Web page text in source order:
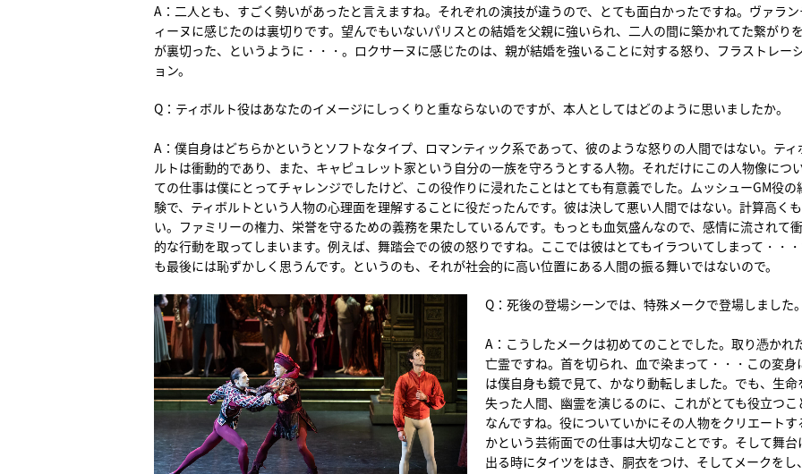
A：二人とも、すごく勢いがあったと言えますね。それぞれの演技が違うので、とても面白かったですね。ヴァラン
ィーヌに感じたのは裏切りです。望んでもいないパリスとの結婚を父親に強いられ、二人の間に築かれてた繋がり
が裏切った、というように・・・。ロクサーヌに感じたのは、親が結婚を強いることに対する怒り、フラストレー
ョン。
Q：ティボルト役はあなたのイメージにしっくりと重ならないのですが、本人としてはどのように思いましたか。
A：僕自身はどちらかというとソフトなタイプ、ロマンティック系であって、彼のような怒りの人間ではない。ティ
ルトは衝動的であり、また、キャピュレット家という自分の一族を守ろうとする人物。それだけにこの人物像につ
ての仕事は僕にとってチャレンジでしたけど、この役作りに浸れたことはとても有意義でした。ムッシューGM役の
験で、ティボルトという人物の心理面を理解することに役だったんです。彼は決して悪い人間ではない。計算高く
い。ファミリーの権力、栄誉を守るための義務を果たしているんです。もっとも血気盛んなので、感情に流されて
的な行動を取ってしまいます。例えば、舞踏会での彼の怒りですね。ここでは彼はとてもイラついてしまって・・
も最後には恥ずかしく思うんです。というのも、それが社会的に高い位置にある人間の振る舞いではないので。
Q：死後の登場シーンでは、特殊メークで登場しました。
A：こうしたメークは初めてのことでした。取り憑かれ
亡霊ですね。首を切られ、血で染まって・・・この変身
は僕自身も鏡で見て、かなり動転しました。でも、生命
失った人間、幽霊を演じるのに、これがとても役立つこ
なんですね。役についていかにその人物をクリエートす
かという芸術面での仕事は大切なことです。そして舞台
出る時にタイツをはき、胴衣をつけ、そしてメークをし、